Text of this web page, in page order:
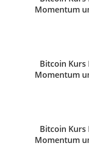
Momentum
Bitcoin
Momentum
Bitcoin
Momentum